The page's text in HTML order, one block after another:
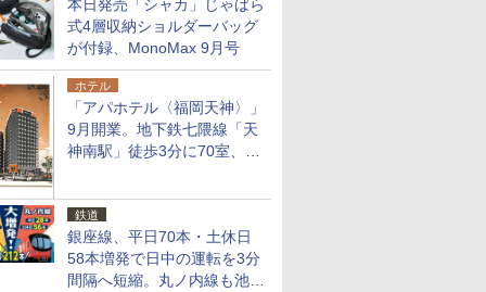
本日発売「シャカ」じゃばら
式4層収納ショルダーバッグ
が付録、MonoMax 9月号
ホテル
「アパホテル〈福岡天神〉」
9月開業。地下鉄七隈線「天
神南駅」徒歩3分に70室、エ
鉄道
銀座線、平日70本・土休日
58本増発で日中の運転を3分
間隔へ短縮。丸ノ内線も池袋